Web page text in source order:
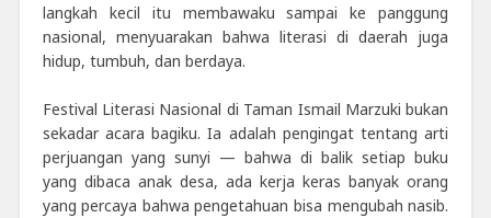
langkah kecil itu membawaku sampai ke panggung
nasional, menyuarakan bahwa literasi di daerah juga
hidup, tumbuh, dan berdaya.
Festival Literasi Nasional di Taman Ismail Marzuki bukan
sekadar acara bagiku. Ia adalah pengingat tentang arti
perjuangan yang sunyi — bahwa di balik setiap buku
yang dibaca anak desa, ada kerja keras banyak orang
yang percaya bahwa pengetahuan bisa mengubah nasib.